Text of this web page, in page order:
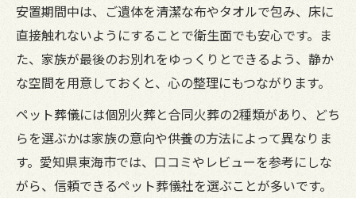
口コミで評価の高いペット葬儀の工夫ポイ
ント
安置期間中は、ご遺体を清潔な布やタオルで包み、床に
直接触れないようにすることで衛生面でも安心です。ま
た、家族が最後のお別れをゆっくりとできるよう、静か
な空間を用意しておくと、心の整理にもつながります。
ペット葬儀には個別火葬と合同火葬の2種類があり、どち
らを選ぶかは家族の意向や供養の方法によって異なりま
す。愛知県東海市では、口コミやレビューを参考にしな
がら、信頼できるペット葬儀社を選ぶことが多いです。